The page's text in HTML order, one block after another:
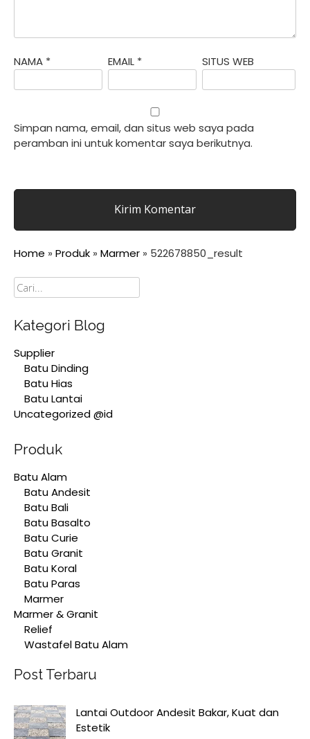
NAMA * EMAIL * SITUS WEB
Simpan nama, email, dan situs web saya pada
peramban ini untuk komentar saya berikutnya.
Home » Produk » Marmer » 522678850_result
Cari
Kategori Blog
Supplier
Batu Dinding
Batu Hias
Batu Lantai
Uncategorized @id
Produk
Batu Alam
Batu Andesit
Batu Bali
Batu Basalto
Batu Curie
Batu Granit
Batu Koral
Batu Paras
Marmer
Marmer & Granit
Relief
Wastafel Batu Alam
Post Terbaru
Lantai Outdoor Andesit Bakar, Kuat dan
Estetik